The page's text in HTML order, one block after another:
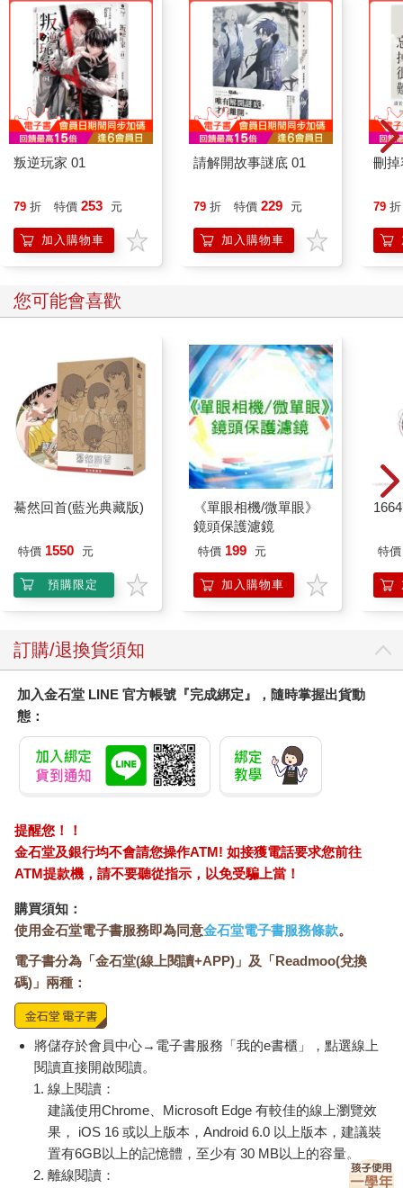
叛逆玩家 01
79 折 特價 253 元
加入購物車
請解開故事謎底 01
79 折 特價 229 元
加入購物車
刪
79 折
您可能會喜歡
驀然回首(藍光典藏版)
特價 1550 元
預購限定
《單眼相機/微單眼》
鏡頭保護濾鏡
特價 199 元
加入購物車
特價
訂購/退換貨須知
加入金石堂 LINE 官方帳號『完成綁定』，隨時掌握出貨動
態：
提醒您！！
金石堂及銀行均不會請您操作ATM! 如接獲電話要求您前往
ATM提款機，請不要聽從指示，以免受騙上當！
購買須知：
使用金石堂電子書服務即為同意金石堂電子書服務條款。
電子書分為「金石堂(線上閱讀+APP)」及「Readmoo(兌換
碼)」兩種：
將儲存於會員中心→電子書服務「我的e書櫃」，點選線上
閱讀直接開啟閱讀。
線上閱讀：
建議使用Chrome、Microsoft Edge 有較佳的線上瀏覽效
果， iOS 16 或以上版本，Android 6.0 以上版本，建議裝
置有6GB以上的記憶體，至少有 30 MB以上的容量。
離線閱讀：